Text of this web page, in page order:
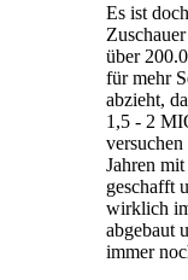
Es ist
über
für mehr
abzieht,
1,5 - 2
Jahren
geschafft
wirklich
abgebaut
immer